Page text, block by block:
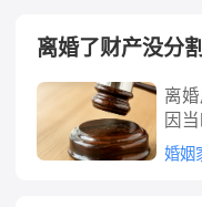
糊表
个
行
同
同
尽
分
如
0%
2.
编
特
产
产
产
新
支
庭
协
母
或
内
题
处
接
夫
律
配
时
讼
错
据
时
财
离婚了财产没分
离
因
隐
婚
婚姻